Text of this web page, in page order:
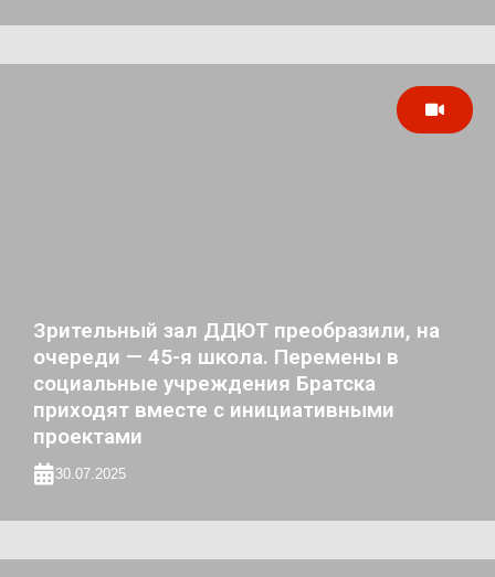
Зрительный зал ДДЮТ преобразили, на
очереди — 45-я школа. Перемены в
социальные учреждения Братска
приходят вместе с инициативными
проектами
30.07.2025